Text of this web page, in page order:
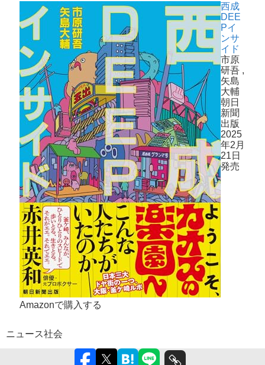
西成
DEE
Pイ
ンサ
イド
市原
研吾 ,
矢島
大輔
朝日
新聞
出版
2025
年2月
21日
発売
Amazonで購入する
ニュース社会